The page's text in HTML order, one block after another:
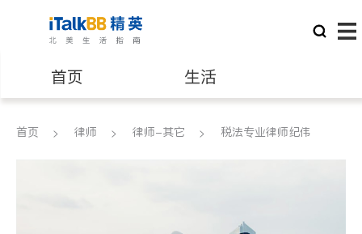
首页 生活
医生 律师
首页 律师 律师-其它 税法专业律师纪伟